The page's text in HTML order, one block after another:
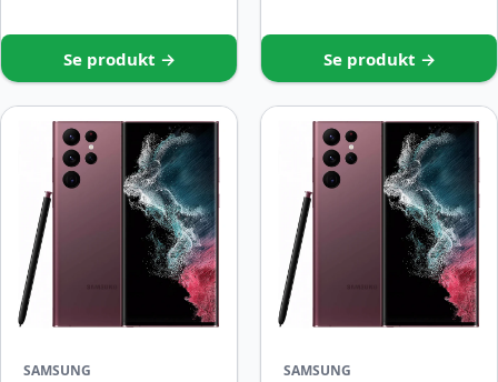
Se produkt → Se produkt →
SAMSUNG SAMSUNG